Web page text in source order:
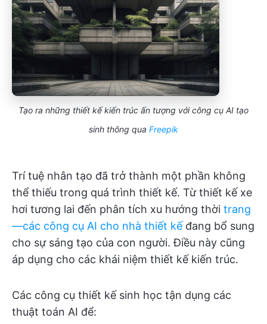
Tạo ra những thiết kế kiến trúc ấn tượng với công cụ AI tạo
sinh thông qua Freepik
Trí tuệ nhân tạo đã trở thành một phần không
thể thiếu trong quá trình thiết kế. Từ thiết kế xe
hơi tương lai đến phân tích xu hướng thời trang
—các công cụ AI cho nhà thiết kếđang bổ sung
cho sự sáng tạo của con người. Điều này cũng
áp dụng cho các khái niệm thiết kế kiến trúc.
Các công cụ thiết kế sinh học tận dụng các
thuật toán AI để: